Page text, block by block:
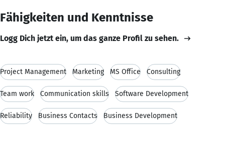
Fähigkeiten und Kenntnisse
Logg Dich jetzt ein, um das ganze Profil zu sehen.
Project Management Marketing MS Office Consulting
Team work Communication skills Software Development
Reliability Business Contacts Business Development